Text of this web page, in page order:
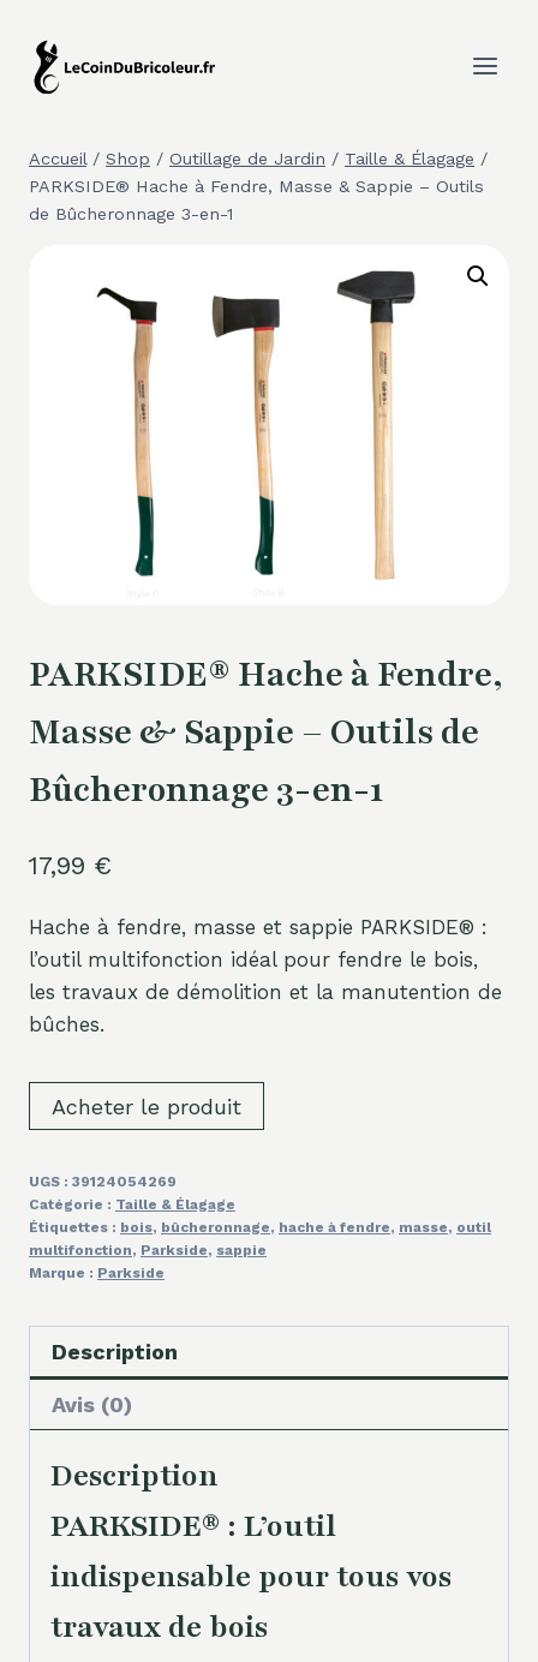
contenu
Accueil / Shop / Outillage de Jardin / Taille & Élagage /
PARKSIDE® Hache à Fendre, Masse & Sappie – Outils
de Bûcheronnage 3-en-1
PARKSIDE® Hache à Fendre,
Masse & Sappie – Outils de
Bûcheronnage 3-en-1
17,99 €
Hache à fendre, masse et sappie PARKSIDE® :
l’outil multifonction idéal pour fendre le bois,
les travaux de démolition et la manutention de
bûches.
Acheter le produit
UGS : 39124054269
Catégorie : Taille & Élagage
Étiquettes : bois, bûcheronnage, hache à fendre, masse, outil
multifonction, Parkside, sappie
Marque : Parkside
Description
Avis (0)
Description
PARKSIDE® : L’outil
indispensable pour tous vos
travaux de bois